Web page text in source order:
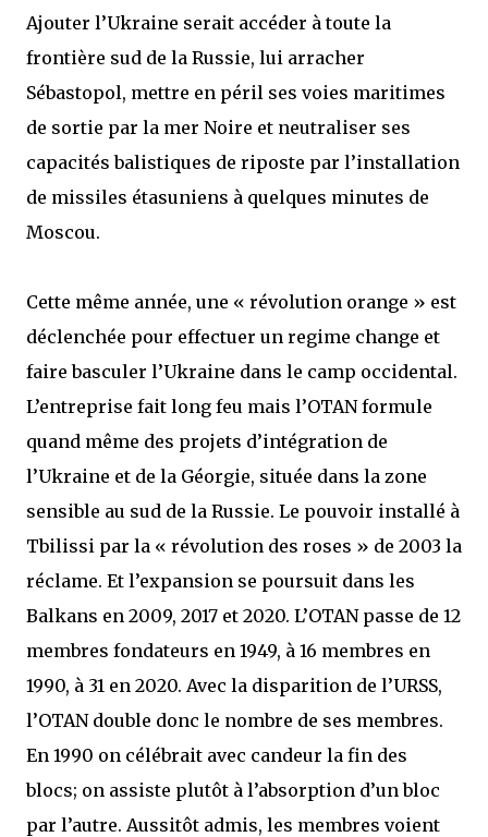
Ajouter l’Ukraine serait accéder à toute la
frontière sud de la Russie, lui arracher
Sébastopol, mettre en péril ses voies maritimes
de sortie par la mer Noire et neutraliser ses
capacités balistiques de riposte par l’installation
de missiles étasuniens à quelques minutes de
Moscou.
Cette même année, une « révolution orange » est
déclenchée pour effectuer un regime change et
faire basculer l’Ukraine dans le camp occidental.
L’entreprise fait long feu mais l’OTAN formule
quand même des projets d’intégration de
l’Ukraine et de la Géorgie, située dans la zone
sensible au sud de la Russie. Le pouvoir installé à
Tbilissi par la « révolution des roses » de 2003 la
réclame. Et l’expansion se poursuit dans les
Balkans en 2009, 2017 et 2020. L’OTAN passe de 12
membres fondateurs en 1949, à 16 membres en
1990, à 31 en 2020. Avec la disparition de l’URSS,
l’OTAN double donc le nombre de ses membres.
En 1990 on célébrait avec candeur la fin des
blocs; on assiste plutôt à l’absorption d’un bloc
par l’autre. Aussitôt admis, les membres voient